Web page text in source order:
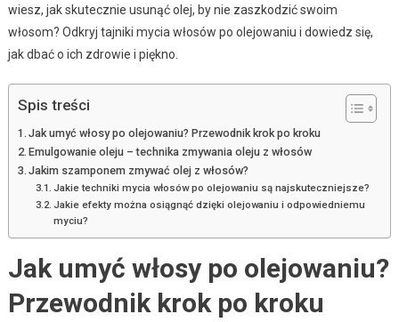
wiesz, jak skutecznie usunąć olej, by nie zaszkodzić swoim
włosom? Odkryj tajniki mycia włosów po olejowaniu i dowiedz się,
jak dbać o ich zdrowie i piękno.
Spis treści
Jak umyć włosy po olejowaniu? Przewodnik krok po kroku
Emulgowanie oleju – technika zmywania oleju z włosów
Jakim szamponem zmywać olej z włosów?
Jakie techniki mycia włosów po olejowaniu są najskuteczniejsze?
Jakie efekty można osiągnąć dzięki olejowaniu i odpowiedniemu
myciu?
Jak umyć włosy po olejowaniu?
Przewodnik krok po kroku